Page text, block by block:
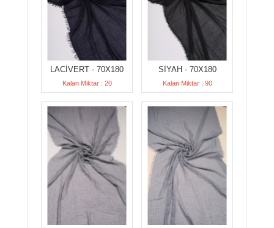
LACİVERT - 70X180
Kalan Miktar : 20
SİYAH - 70X180
Kalan Miktar : 90